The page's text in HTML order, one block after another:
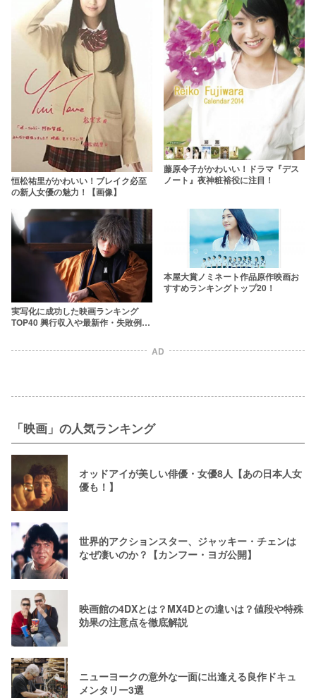
恒松祐里がかわいい！ブレイク必至
の新人女優の魅力！【画像】
藤原令子がかわいい！ドラマ『デス
ノート』夜神粧裕役に注目！
実写化に成功した映画ランキング
TOP40 興行収入や最新作・失敗例も
本屋大賞ノミネート作品原作映画お
すすめランキングトップ20！
AD
「映画」の人気ランキング
オッドアイが美しい俳優・女優8人【あの日本人女
優も！】
世界的アクションスター、ジャッキー・チェンは
なぜ凄いのか？【カンフー・ヨガ公開】
映画館の4DXとは？MX4Dとの違いは？値段や特殊
効果の注意点を徹底解説
ニューヨークの意外な一面に出逢える良作ドキュ
メンタリー3選